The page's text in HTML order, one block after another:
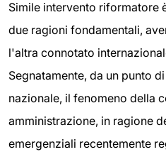
Simile intervento riformatore
due ragioni fondamentali,
l'altra connotato
Segnatamente, da un punto
nazionale, il fenomeno della
amministrazione, in ragione
emergenziali recentemente